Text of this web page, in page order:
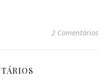
2 Comentários